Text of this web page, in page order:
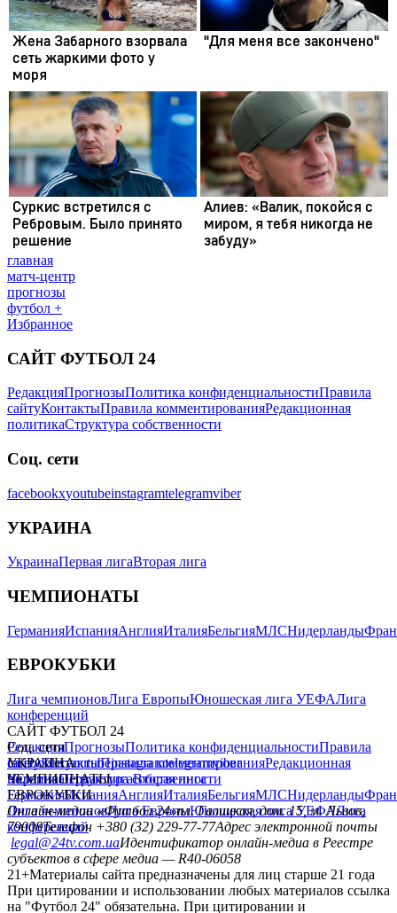
главная
матч-центр
прогнозы
футбол +
Избранное
САЙТ ФУТБОЛ 24
РедакцияПрогнозыПолитика конфиденциальностиПравила
сайтуКонтактыПравила комментированияРедакционная
политикаСтруктура собственности
Соц. сети
facebookxyoutubeinstagramtelegramviber
УКРАИНА
УкраинаПервая лигаВторая лига
ЧЕМПИОНАТЫ
ГерманияИспанияАнглияИталияБельгияМЛСНидерланды
ЕВРОКУБКИ
Лига чемпионовЛига ЕвропыЮношеская лига УЕФАЛига
конференций
САЙТ ФУТБОЛ 24
РедакцияПрогнозыПолитика конфиденциальностиПравила
сайтуКонтактыПравила комментированияРедакционная
политикаСтруктура собственности
Соц. сети
facebookxyoutubeinstagramtelegramviber
УКРАИНА
УкраинаПервая лигаВторая лига
ЧЕМПИОНАТЫ
ГерманияИспанияАнглияИталияБельгияМЛСНидерланды
ЕВРОКУБКИ
Лига чемпионовЛига ЕвропыЮношеская лига УЕФАЛига
конференций
Онлайн-медиа «Футбол 24»пл. Галицкая, дом. 15, м. Львов,
79008Телефон +380 (32) 229-77-77Адрес электронной почты
legal@24tv.com.uaИдентификатор онлайн-медиа в Реестре
субъектов в сфере медиа — R40-06058
21+Материалы сайта предназначены для лиц старше 21 года
При цитировании и использовании любых материалов ссылка
на "Футбол 24" обязательна. При цитировании и